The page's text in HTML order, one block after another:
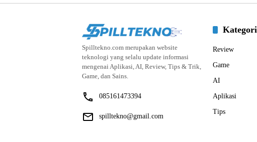
Spilltekno.com merupakan website
teknologi yang selalu update informasi
mengenai Aplikasi, AI, Review, Tips & Trik,
Game, dan Sains.
085161473394
spilltekno@gmail.com
Kategori
Review
Game
AI
Aplikasi
Tips